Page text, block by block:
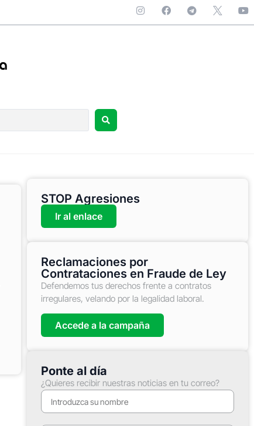
STOP Agresiones
Ir al enlace
Reclamaciones por
Contrataciones en Fraude de Ley
Defendemos tus derechos frente a contratos
irregulares, velando por la legalidad laboral.
Accede a la campaña
Ponte al día
¿Quieres recibir nuestras noticias en tu correo?